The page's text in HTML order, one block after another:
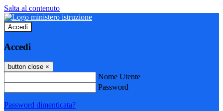
Salta al contenuto
Accedi
Accedi
button close ×
Nome Utente
Password
Password dimenticata?